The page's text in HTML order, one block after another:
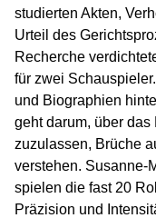
studierten Akten,
Urteil des
Recherche
für zwei
und Biographien
geht darum, über
zuzulassen, Brüche
verstehen. Susanne-
spielen die fast 20
Präzision und